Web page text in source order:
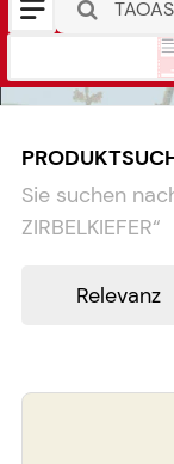
Sie suchen
ZIRBELKIEFER“